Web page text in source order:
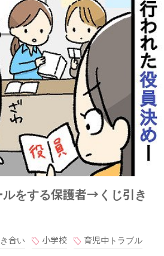
をする保護者→くじ引き
合い 小学校
育児中トラブル